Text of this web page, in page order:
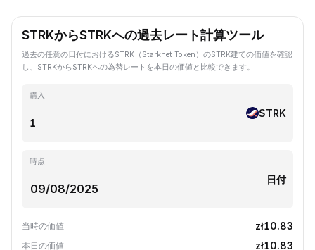
STRKからSTRKへの過去レート計算ツール
過去の任意の日付におけるSTRK（Starknet Token）のSTRK建ての価値を確認
し、STRKからSTRKへの為替レートを本日の価値と比較できます。
購入
STRK
時点
日付
当時の価値 zł10.83
本日の価値 zł10.83